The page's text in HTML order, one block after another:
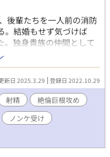
後輩たちを一人前の消防
。結婚もせず気づけば
。独身貴族の仲間として
義則もついに結婚し、
、若手俳優の柳川健人
の役作りのため、消防士
のためなら何でもやりま
悟が本物かにわかには
世界と市民の安全を守
だ。 初日に健悟は風呂
その小さな火遊びがも
なる。 ※ 【地雷につい
新日 2025.3.29 登録日 2022.10.29
射精
絶倫巨根攻め
ノンケ受け